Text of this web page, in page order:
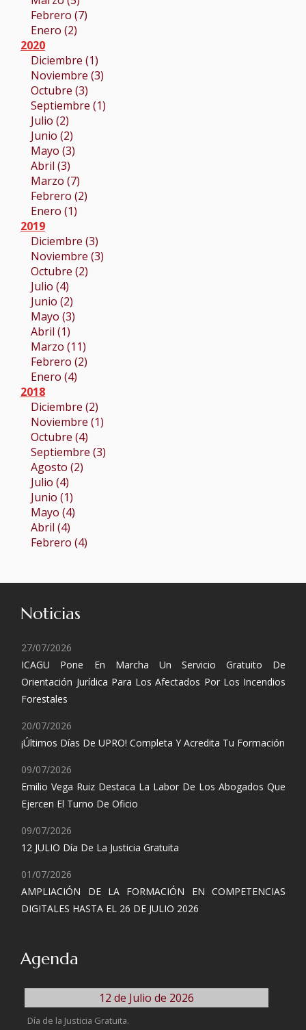
Febrero (7)
Enero (2)
2020
Diciembre (1)
Noviembre (3)
Octubre (3)
Septiembre (1)
Julio (2)
Junio (2)
Mayo (3)
Abril (3)
Marzo (7)
Febrero (2)
Enero (1)
2019
Diciembre (3)
Noviembre (3)
Octubre (2)
Julio (4)
Junio (2)
Mayo (3)
Abril (1)
Marzo (11)
Febrero (2)
Enero (4)
2018
Diciembre (2)
Noviembre (1)
Octubre (4)
Septiembre (3)
Agosto (2)
Julio (4)
Junio (1)
Mayo (4)
Abril (4)
Febrero (4)
Noticias
27/07/2026
ICAGU Pone En Marcha Un Servicio Gratuito De
Orientación Jurídica Para Los Afectados Por Los Incendios
Forestales
20/07/2026
¡Últimos Días De UPRO! Completa Y Acredita Tu Formación
09/07/2026
Emilio Vega Ruiz Destaca La Labor De Los Abogados Que
Ejercen El Turno De Oficio
09/07/2026
12 JULIO Día De La Justicia Gratuita
01/07/2026
AMPLIACIÓN DE LA FORMACIÓN EN COMPETENCIAS
DIGITALES HASTA EL 26 DE JULIO 2026
Agenda
12 de Julio de 2026
Día de la Justicia Gratuita.